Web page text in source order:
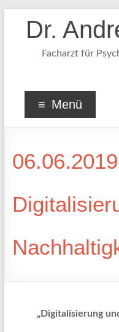
Dr.
Facharzt für
Menü
„Digitalisierung